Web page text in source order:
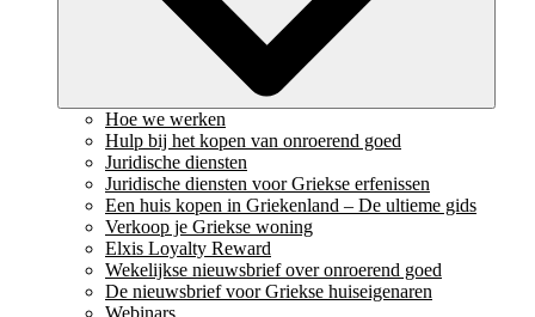
Hoe we werken
Hulp bij het kopen van onroerend goed
Juridische diensten
Juridische diensten voor Griekse erfenissen
Een huis kopen in Griekenland – De ultieme gids
Verkoop je Griekse woning
Elxis Loyalty Reward
Wekelijkse nieuwsbrief over onroerend goed
De nieuwsbrief voor Griekse huiseigenaren
Webinars